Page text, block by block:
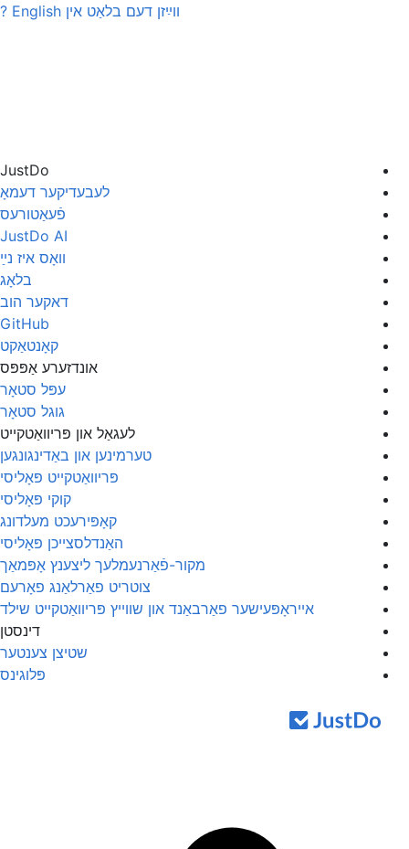
ווײַזן דעם בלאַט אין English
?
JustDo
לעבעדיקער דעמאָ
פֿעאַטורעס
JustDo AI
װאָס איז נײַ
בלאָג
דאקער הוב
GitHub
קאָנטאַקט
אונדזערע אַפּפּס
עפּל סטאָר
גוגל סטאָר
לעגאַל און פּריוואַטקייט
טערמינען און באַדינגונגען
פּריוואַטקייט פּאָליסי
קוקי פּאָליסי
קאָפּירעכט מעלדונג
האַנדלסצייכן פּאָליסי
מקור-פֿאַרנעמלעך ליצענץ אָפּמאַך
צוטריט פאַרלאַנג פאָרעם
אייראָפּעישער פאַרבאַנד און שווייץ פּריוואַטקייט שילד
דינסטן
שטיצן צענטער
פּלוגינס